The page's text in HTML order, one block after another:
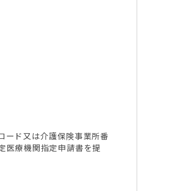
ード又は介護保険事業所番
医療機関指定申請書を提